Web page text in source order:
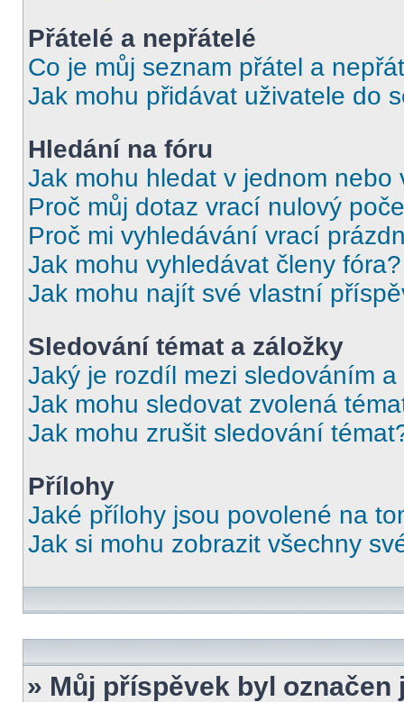
Přátelé a nepřátelé
Co je můj seznam přátel a
Jak mohu přidávat uživatele do
Hledání na fóru
Jak mohu hledat v jednom nebo
Proč můj dotaz vrací nulový
Proč mi vyhledávání vrací
Jak mohu vyhledávat členy fóra?
Jak mohu najít své vlastní
Sledování témat a záložky
Jaký je rozdíl mezi sledováním a
Jak mohu sledovat zvolená
Jak mohu zrušit sledování
Přílohy
Jaké přílohy jsou povolené na
Jak si mohu zobrazit všechny
» Můj příspěvek byl